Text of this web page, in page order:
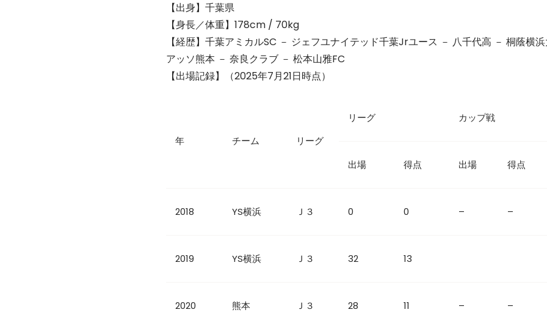
【出身】千葉県
【身長／体重】178cm / 70kg
【経歴】千葉アミカルSC － ジェフユナイテッド千葉Jrユース － 八千代高 － 桐蔭横浜
アッソ熊本 － 奈良クラブ － 松本山雅FC
【出場記録】（2025年7月21日時点）
年 チーム リーグ
リーグ カップ戦
出場 得点 出場 得点
2018 YS横浜 Ｊ３ 0 0 – –
2019 YS横浜 Ｊ３ 32 13
2020 熊本 Ｊ３ 28 11 – –